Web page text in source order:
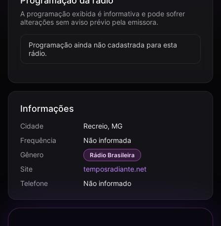
A programação exibida é informativa e pode sofrer
alterações sem aviso prévio pela emissora.
Programação ainda não cadastrada para esta
rádio.
Informações
Cidade
Recreio, MG
Frequência
Não informada
Gênero
Rádio Brasileira
Site
temposradiante.net
Telefone
Não informado